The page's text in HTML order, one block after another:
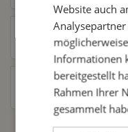
Kunden kauften auch
Kunden haben sich
Website auch
Informationen
bereitgestellt
Rahmen Ihrer
gesammelt